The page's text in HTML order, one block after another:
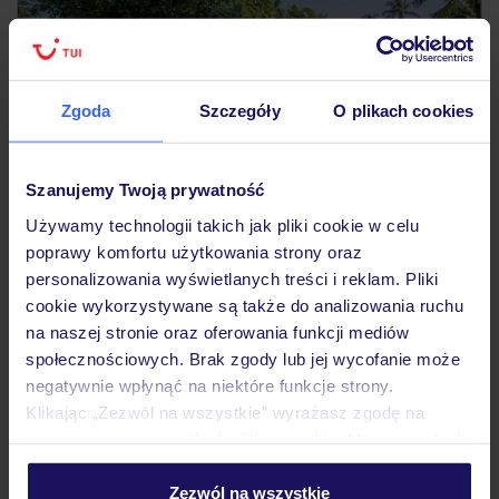
Zgoda Szczegóły O plikach cookies
Szanujemy Twoją prywatność
Używamy technologii takich jak pliki cookie w celu
poprawy komfortu użytkowania strony oraz
personalizowania wyświetlanych treści i reklam. Pliki
cookie wykorzystywane są także do analizowania ruchu
na naszej stronie oraz oferowania funkcji mediów
społecznościowych. Brak zgody lub jej wycofanie może
negatywnie wpłynąć na niektóre funkcje strony.
Klikając „Zezwól na wszystkie” wyrażasz zgodę na
personalizować swój wybór wchodząc w zakładkę
Zezwól na wszystkie
4.7/5
MAURITIUS FLIC EN FLAC
10 215 OSOBA
16.01.2027 - 23.01.2027 (6 noclegów)
Kraków (14:50)
Dwa posiłki
urozmaicona oferta sportowa
Sprawdź, co jeszcze mamy w ofercie: